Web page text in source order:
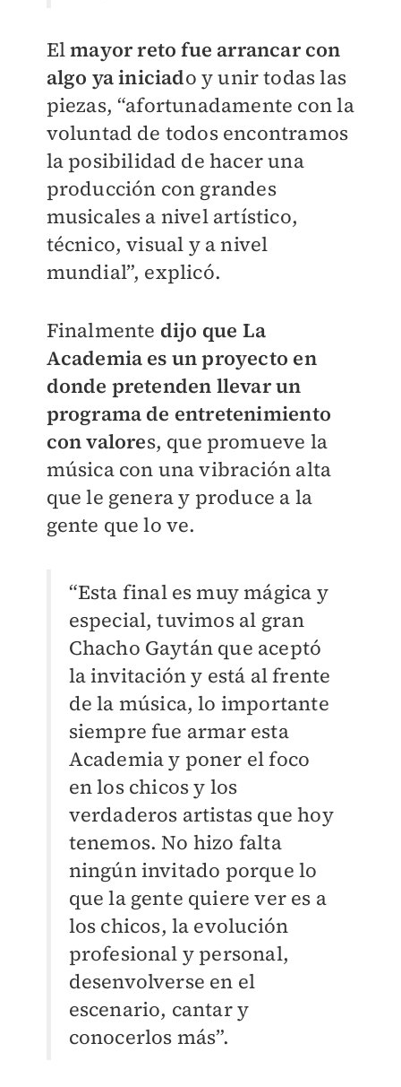
Elmayor reto fue arrancar con
algo ya iniciado y unir todas las
piezas, “afortunadamente con la
voluntad de todos encontramos
la posibilidad de hacer una
producción con grandes
musicales a nivel artístico,
técnico, visual y a nivel
mundial”, explicó.
Finalmente dijo que La
Academia es un proyecto en
donde pretenden llevar un
programa de entretenimiento
con valores, que promueve la
música con una vibración alta
que le genera y produce a la
gente que lo ve.
“Esta final es muy mágica y
especial, tuvimos al gran
Chacho Gaytán que aceptó
la invitación y está al frente
de la música, lo importante
siempre fue armar esta
Academia y poner el foco
en los chicos y los
verdaderos artistas que hoy
tenemos. No hizo falta
ningún invitado porque lo
que la gente quiere ver es a
los chicos, la evolución
profesional y personal,
desenvolverse en el
escenario, cantar y
conocerlos más”.